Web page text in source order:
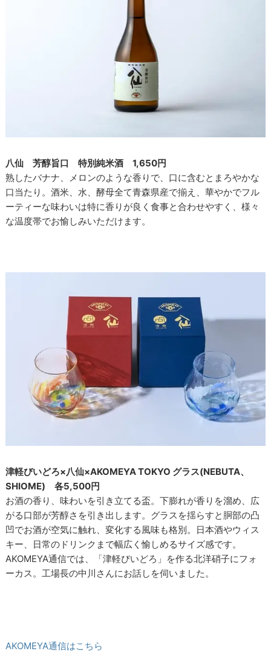
八仙 芳醇旨口 特別純米酒 1,650円
熟したバナナ、メロンのような香りで、口に含むとまろやかな
口当たり。酒米、水、酵母全て青森県産で揃え、華やかでフル
ーティーな味わいは特に香りが良く食事と合わせやすく、様々
な温度帯でお愉しみいただけます。
津軽びいどろ×八仙×AKOMEYA TOKYO グラス(NEBUTA、
SHIOME) 各5,500円
お酒の香り、味わいを引き立てる盃。下膨れが香りを溜め、広
がる口部が芳醇さを引き出します。グラスを揺らすと胴部の凸
凹でお酒が空気に触れ、変化する風味も格別。日本酒やウィス
キー、日常のドリンクまで幅広く愉しめるサイズ感です。
AKOMEYA通信では、「津軽びいどろ」を作る北洋硝子にフォ
ーカス。工場長の中川さんにお話しを伺いました。
AKOMEYA通信はこちら